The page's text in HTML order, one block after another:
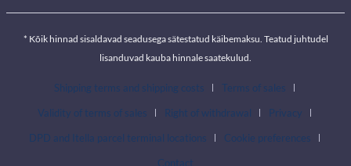
* Kõik hinnad sisaldavad seadusega sätestatud käibemaksu. Teatud juhtudel
lisanduvad kauba hinnale saatekulud.
Shipping terms and shipping costs
Terms of sales
Validity of terms of sales
Right of withdrawal
Privacy
DPD and Itella parcel terminal locations
Cookie preferences
Contact